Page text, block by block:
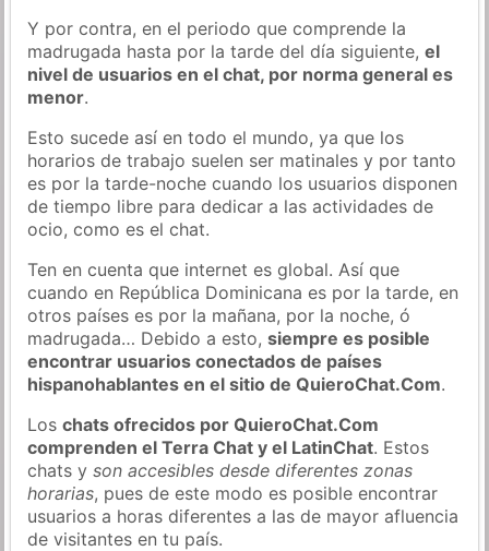
Y por contra, en el periodo que comprende la
madrugada hasta por la tarde del día siguiente,el
nivel de usuarios en el chat, por norma general es
menor.
Esto sucede así en todo el mundo, ya que los
horarios de trabajo suelen ser matinales y por tanto
es por la tarde-noche cuando los usuarios disponen
de tiempo libre para dedicar a las actividades de
ocio, como es el chat.
Ten en cuenta que internet es global. Así que
cuando en República Dominicana es por la tarde, en
otros países es por la mañana, por la noche, ó
madrugada… Debido a esto,siempre es posible
encontrar usuarios conectados de países
hispanohablantes en el sitio de QuieroChat.Com.
Loschats ofrecidos por QuieroChat.Com
comprenden el Terra Chat y el LatinChat. Estos
chats yson accesibles desde diferentes zonas
horarias, pues de este modo es posible encontrar
usuarios a horas diferentes a las de mayor afluencia
de visitantes en tu país.